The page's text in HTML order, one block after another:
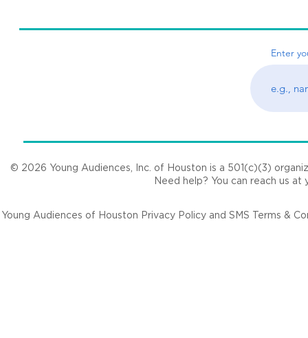
Enter
© 2026 Young Audiences, Inc. of Houston is a 501(c)(3)
Need help? You can reach us at
Young Audiences of Houston Privacy Policy and SMS Terms &